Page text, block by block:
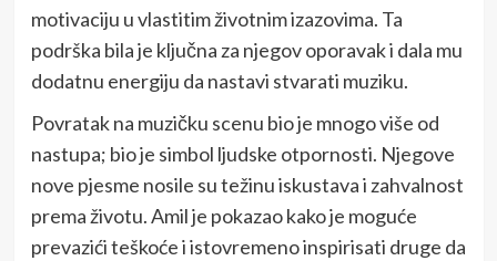
motivaciju u vlastitim životnim izazovima. Ta
podrška bila je ključna za njegov oporavak i dala mu
dodatnu energiju da nastavi stvarati muziku.
Povratak na muzičku scenu bio je mnogo više od
nastupa; bio je simbol ljudske otpornosti. Njegove
nove pjesme nosile su težinu iskustava i zahvalnost
prema životu. Amil je pokazao kako je moguće
prevazići teškoće i istovremeno inspirisati druge da